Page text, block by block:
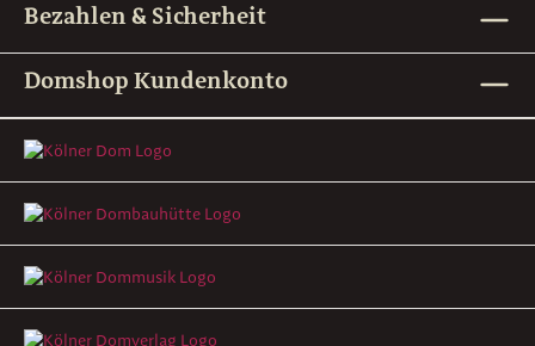
Bezahlen & Sicherheit
Domshop Kundenkonto